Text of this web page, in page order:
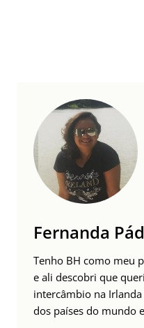
Fernanda
Tenho BH como meu
e ali descobri que
intercâmbio na
dos países do mundo